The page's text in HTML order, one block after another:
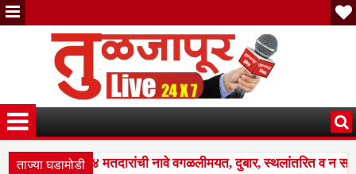
ताज्या घडामोडी
३,९२४ मतदारांची नावे वगळलीमयत, दुबार, स्थलांतरित व न